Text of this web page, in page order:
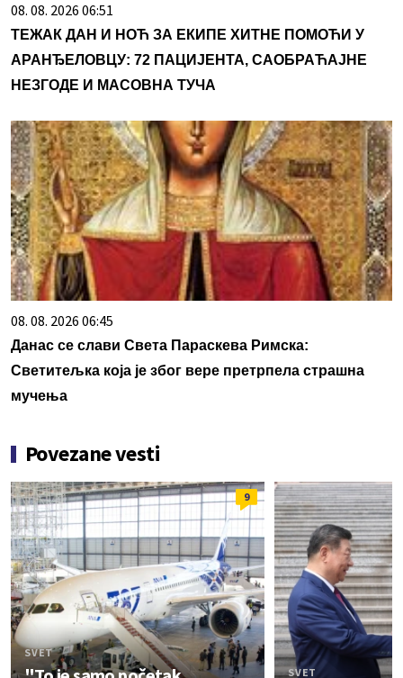
08. 08. 2026 06:51
ТЕЖАК ДАН И НОЋ ЗА ЕКИПЕ ХИТНЕ ПОМОЋИ У
АРАНЂЕЛОВЦУ: 72 ПАЦИЈЕНТА, САОБРАЋАЈНЕ
НЕЗГОДЕ И МАСОВНА ТУЧА
08. 08. 2026 06:45
Данас се слави Света Параскева Римска:
Светитељка која је због вере претрпела страшна
мучења
Povezane vesti
9
SVET
SVET